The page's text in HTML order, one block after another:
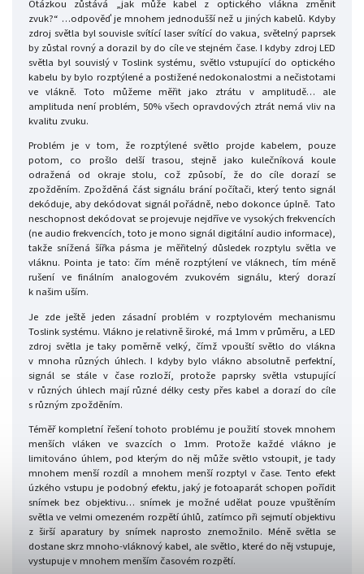
Otázkou zůstává „jak může kabel z optického vlákna změnit
zvuk?“ …odpověď je mnohem jednodušší než u jiných kabelů. Kdyby
zdroj světla byl souvisle svítící laser svítící do vakua, světelný paprsek
by zůstal rovný a dorazil by do cíle ve stejném čase. I kdyby zdroj LED
světla byl souvislý v Toslink systému, světlo vstupující do optického
kabelu by bylo rozptýlené a postižené nedokonalostmi a nečistotami
ve vlákně. Toto můžeme měřit jako ztrátu v amplitudě… ale
amplituda není problém, 50% všech opravdových ztrát nemá vliv na
kvalitu zvuku.
Problém je v tom, že rozptýlené světlo projde kabelem, pouze
potom, co prošlo delší trasou, stejně jako kulečníková koule
odražená od okraje stolu, což způsobí, že do cíle dorazí se
zpožděním. Zpožděná část signálu brání počítači, který tento signál
dekóduje, aby dekódovat signál pořádně, nebo dokonce úplně. Tato
neschopnost dekódovat se projevuje nejdříve ve vysokých frekvencích
(ne audio frekvencích, toto je mono signál digitální audio informace),
takže snížená šířka pásma je měřitelný důsledek rozptylu světla ve
vláknu. Pointa je tato: čím méně rozptýlení ve vláknech, tím méně
rušení ve finálním analogovém zvukovém signálu, který dorazí
k našim uším.
Je zde ještě jeden zásadní problém v rozptylovém mechanismu
Toslink systému. Vlákno je relativně široké, má 1mm v průměru, a LED
zdroj světla je taky poměrně velký, čímž vpouští světlo do vlákna
v mnoha různých úhlech. I kdyby bylo vlákno absolutně perfektní,
signál se stále v čase rozloží, protože paprsky světla vstupující
v různých úhlech mají různé délky cesty přes kabel a dorazí do cíle
s různým zpožděním.
Téměř kompletní řešení tohoto problému je použití stovek mnohem
menších vláken ve svazcích o 1mm. Protože každé vlákno je
limitováno úhlem, pod kterým do něj může světlo vstoupit, je tady
mnohem menší rozdíl a mnohem menší rozptyl v čase. Tento efekt
úzkého vstupu je podobný efektu, jaký je fotoaparát schopen pořídit
snímek bez objektivu… snímek je možné udělat pouze vpuštěním
světla ve velmi omezeném rozpětí úhlů, zatímco při sejmutí objektivu
z širší aparatury by snímek naprosto znemožnilo. Méně světla se
dostane skrz mnoho-vláknový kabel, ale světlo, které do něj vstupuje,
vystupuje v mnohem menším časovém rozpětí.